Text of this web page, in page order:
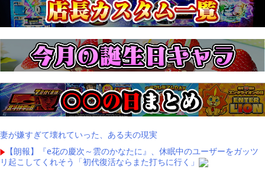
妻が嫌すぎて壊れていった、ある夫の現実
【朗報】『e花の慶次～雲のかなたに』、休眠中のユーザーをガッツ
リ起こしてくれそう「初代復活ならまた打ちに行く」